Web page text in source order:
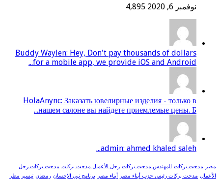
نوفمبر 6, 2020 4,895
Buddy Waylen: Hey, Don't pay thousands of dollars
for a mobile app, we provide iOS and Android...
HolaAnync: Заказать ювелирные изделия - только в
нашем салоне вы найдете приемлемые цены. Б...
admin: ahmed khaled saleh...
مصر مدحت بركات المهندس مدحت بركات رجل الأعمال مدحت بركات مدحت بركات رجل
الأعمال مدحت بركات رئيس حزب أبناء مصر أبناء مصر برنامج نبي الإحسان رمضان تيسير مطر